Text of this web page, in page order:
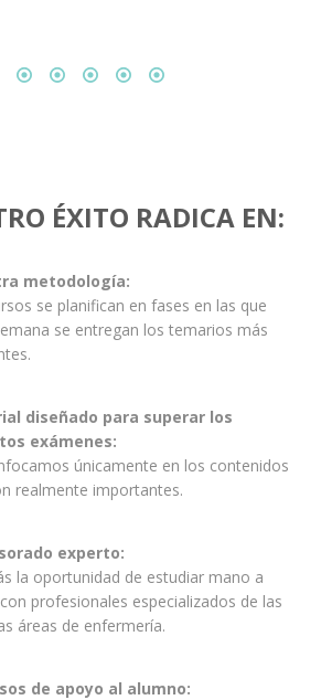
ÉXITO RADICA EN:
metodología:
se planifican en fases en las que
se entregan los temarios más
diseñado para superar los
exámenes:
únicamente en los contenidos
realmente importantes.
experto:
la oportunidad de estudiar mano a
profesionales especializados de las
áreas de enfermería.
de apoyo al alumno: